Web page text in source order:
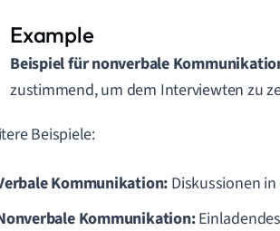
Beispiel für nonverbale
zustimmend, um dem Interviewten zu
Beispiele:
Kommunikation: Diskussionen
Kommunikation: